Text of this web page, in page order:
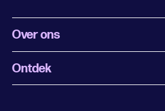
Over ons
Wat is Uitagenda Rotterdam
Ontdek